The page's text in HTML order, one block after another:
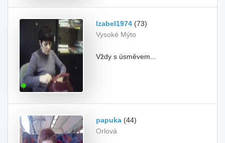
Izabel1974 (73)
Vysoké Mýto
Vždy s úsměvem...
papuka (44)
Orlová